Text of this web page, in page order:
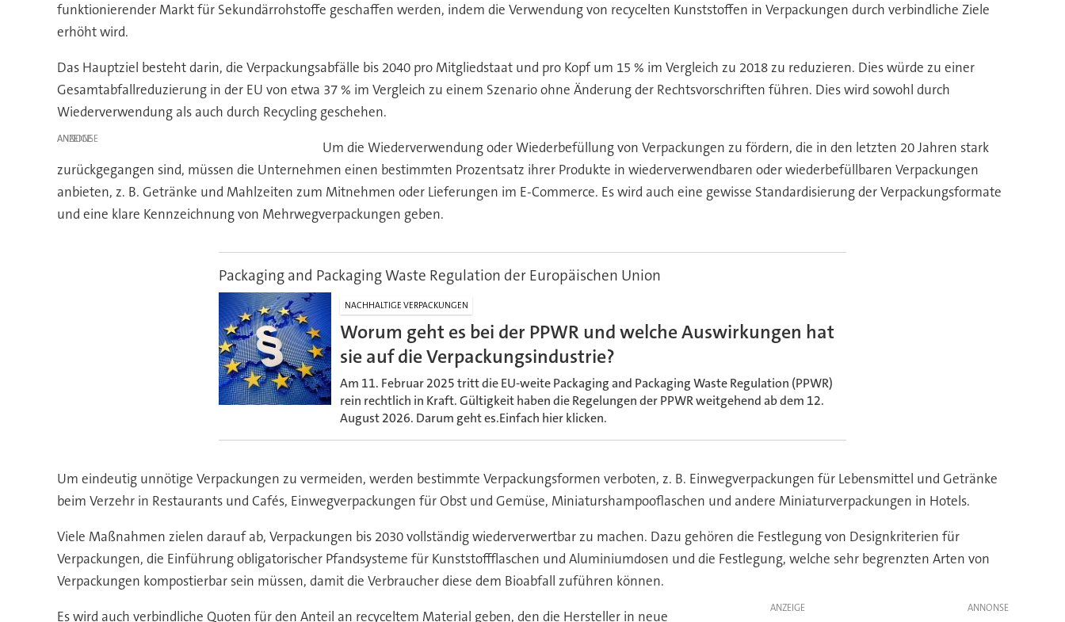
funktionierender Markt für Sekundärrohstoffe geschaffen werden, indem die Verwendung von recycelten Kunststoffen in Verpackungen durch verbindliche Ziele
erhöht wird.
Das Hauptziel besteht darin, die Verpackungsabfälle bis 2040 pro Mitgliedstaat und pro Kopf um 15 % im Vergleich zu 2018 zu reduzieren. Dies würde zu einer
Gesamtabfallreduzierung in der EU von etwa 37 % im Vergleich zu einem Szenario ohne Änderung der Rechtsvorschriften führen. Dies wird sowohl durch
Wiederverwendung als auch durch Recycling geschehen.
ANZEIGE
Um die Wiederverwendung oder Wiederbefüllung von Verpackungen zu fördern, die in den letzten 20 Jahren stark
zurückgegangen sind, müssen die Unternehmen einen bestimmten Prozentsatz ihrer Produkte in wiederverwendbaren oder wiederbefüllbaren Verpackungen
anbieten, z. B. Getränke und Mahlzeiten zum Mitnehmen oder Lieferungen im E-Commerce. Es wird auch eine gewisse Standardisierung der Verpackungsformate
und eine klare Kennzeichnung von Mehrwegverpackungen geben.
Packaging and Packaging Waste Regulation der Europäischen Union
NACHHALTIGE VERPACKUNGEN
Worum geht es bei der PPWR und welche Auswirkungen hat
sie auf die Verpackungsindustrie?
Am 11. Februar 2025 tritt die EU-weite Packaging and Packaging Waste Regulation (PPWR)
rein rechtlich in Kraft. Gültigkeit haben die Regelungen der PPWR weitgehend ab dem 12.
August 2026. Darum geht es.Einfach hier klicken.
Um eindeutig unnötige Verpackungen zu vermeiden, werden bestimmte Verpackungsformen verboten, z. B. Einwegverpackungen für Lebensmittel und Getränke
beim Verzehr in Restaurants und Cafés, Einwegverpackungen für Obst und Gemüse, Miniaturshampooflaschen und andere Miniaturverpackungen in Hotels.
Viele Maßnahmen zielen darauf ab, Verpackungen bis 2030 vollständig wiederverwertbar zu machen. Dazu gehören die Festlegung von Designkriterien für
Verpackungen, die Einführung obligatorischer Pfandsysteme für Kunststoffflaschen und Aluminiumdosen und die Festlegung, welche sehr begrenzten Arten von
Verpackungen kompostierbar sein müssen, damit die Verbraucher diese dem Bioabfall zuführen können.
ANZEIGE
Es wird auch verbindliche Quoten für den Anteil an recyceltem Material geben, den die Hersteller in neue